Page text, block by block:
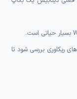
بررسی شود تا